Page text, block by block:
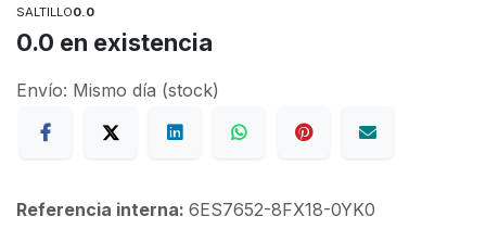
SALTILLO0.0
0.0 en existencia
Envío: Mismo día (stock)
Referencia interna: 6ES7652-8FX18-0YK0